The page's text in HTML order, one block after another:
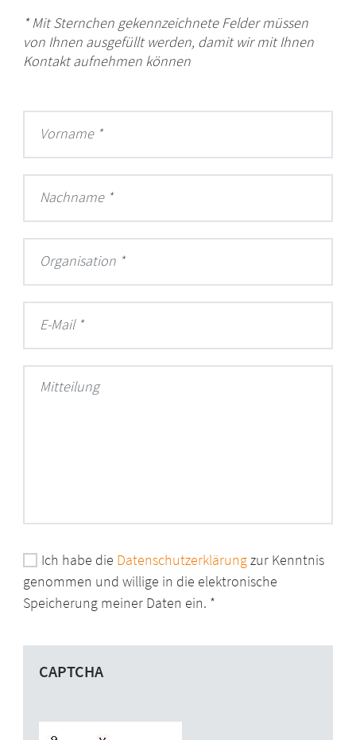
* Mit Sternchen gekennzeichnete Felder müssen
von Ihnen ausgefüllt werden, damit wir mit Ihnen
Kontakt aufnehmen können
Vorname
Nachname
Organisation
E-Mail
Mitteilung
Ich habe die Datenschutzerklärungzur Kenntnis
genommen und willige in die elektronische
Speicherung meiner Daten ein.
CAPTCHA